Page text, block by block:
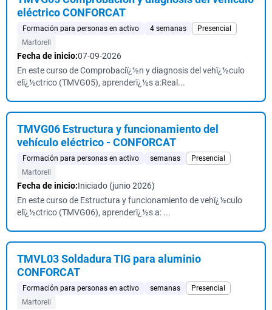
eléctrico CONFORCAT
Formación para personas en activo 4 semanas
Presencial
Martorell
Fecha de inicio:07-09-2026
En este curso de Comprobaciï¿½n y diagnosis del vehï¿½culo
elï¿½ctrico (TMVG05), aprenderï¿½s a:Real...
TMVG06 Estructura y funcionamiento del
vehículo eléctrico - CONFORCAT
Formación para personas en activo semanas
Presencial
Martorell
Fecha de inicio:Iniciado (junio 2026)
En este curso de Estructura y funcionamiento de vehï¿½culo
elï¿½ctrico (TMVG06), aprenderï¿½s a: ...
TMVL03 Soldadura TIG para aluminio
CONFORCAT
Formación para personas en activo semanas
Presencial
Martorell